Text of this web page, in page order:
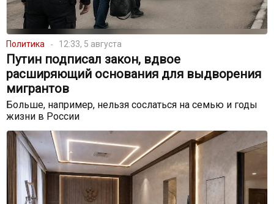
Политика 12:33, 5 августа
Путин подписал закон, вдвое
расширяющий основания для выдворения
мигрантов
Больше, например, нельзя сослаться на семью и годы
жизни в России